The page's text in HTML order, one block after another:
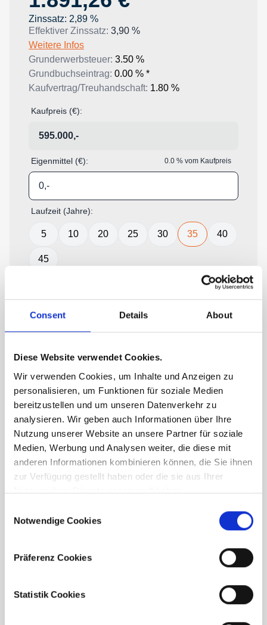
Consent Details About
Diese Website verwendet Cookies.
Wir verwenden Cookies, um Inhalte und Anzeigen zu
personalisieren, um Funktionen für soziale Medien
bereitzustellen und um unseren Datenverkehr zu
analysieren. Wir geben auch Informationen über Ihre
Nutzung unserer Website an unsere Partner für soziale
Medien, Werbung und Analysen weiter, die diese mit
anderen Informationen kombinieren können, die Sie ihnen
zur Verfügung gestellt haben oder die sie aus Ihrer
Nutzung ihrer Dienste gesammelt haben.
Selection
Notwendige Cookies
Präferenz Cookies
Statistik Cookies